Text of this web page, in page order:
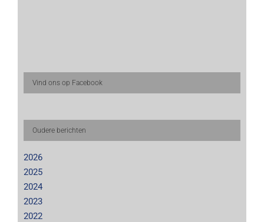
Vind ons op Facebook
Oudere berichten
2026
2025
2024
2023
2022